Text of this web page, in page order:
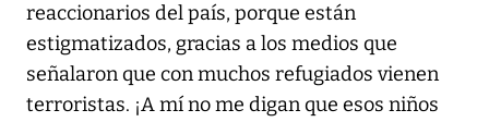
reaccionarios del país, porque están
estigmatizados, gracias a los medios que
señalaron que con muchos refugiados vienen
terroristas. ¡A mí no me digan que esos niños